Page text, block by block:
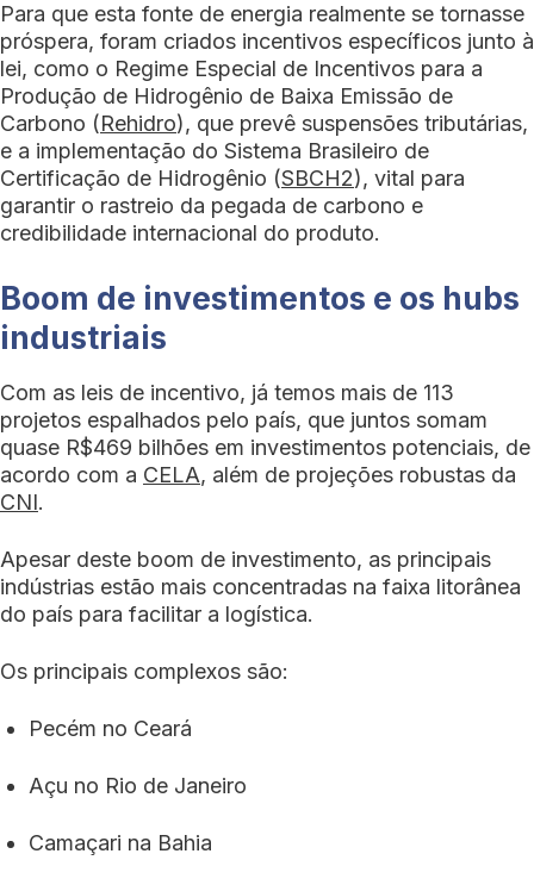
Para que esta fonte de energia realmente se tornasse
próspera, foram criados incentivos específicos junto à
lei, como o Regime Especial de Incentivos para a
Produção de Hidrogênio de Baixa Emissão de
Carbono (Rehidro), que prevê suspensões tributárias,
e a implementação do Sistema Brasileiro de
Certificação de Hidrogênio (SBCH2), vital para
garantir o rastreio da pegada de carbono e
credibilidade internacional do produto.
Boom de investimentos e os hubs
industriais
Com as leis de incentivo, já temos mais de 113
projetos espalhados pelo país, que juntos somam
quase R$469 bilhões em investimentos potenciais, de
acordo com a CELA, além de projeções robustas da
CNI.
Apesar deste boom de investimento, as principais
indústrias estão mais concentradas na faixa litorânea
do país para facilitar a logística.
Os principais complexos são:
Pecém no Ceará
Açu no Rio de Janeiro
Camaçari na Bahia